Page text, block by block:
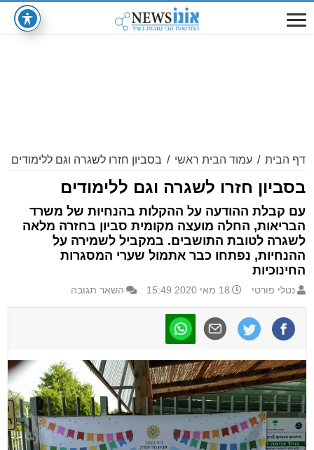
דף הבית / עמוד הבית ראשי / בסביון חזרו לשגרה וגם ללימודים
בסביון חזרו לשגרה וגם ללימודים
עם קבלת ההודעה על ההקלות בהנחיות של משרד
הבריאות, החלה מועצה מקומית סביון בחזרה מלאה
לשגרה לטובת התושבים. במקביל לשמירה על
ההנחיות, נפתחו כבר אתמול שערי המסגרות
החינוכיות
נטלי פורטי 18 מאי 2020 15:49 השאר תגובה